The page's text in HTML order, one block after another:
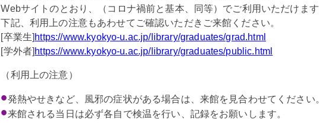
Webサイトのとおり、（コロナ禍前と基本、同等）でご利用いただけます
下記、利用上の注意もあわせてご確認いただきご来館ください。
[卒業生] https://www.kyokyo-u.ac.jp/library/graduates/grad.html
[学外者] https://www.kyokyo-u.ac.jp/library/graduates/public.html
（利用上の注意）
発熱やせきなど、風邪の症状がある場合は、来館を見合わせてください
来館される当日は必ず各自で検温を行い、記録をお願いします。